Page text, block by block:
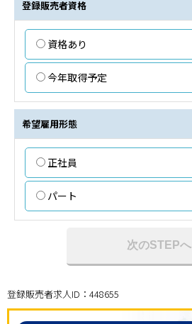
登録販売者資格
資格あり
今年取得予定
希望雇用形態
正社員
パート
次のSTEPへ
登録販売者求人ID：448655